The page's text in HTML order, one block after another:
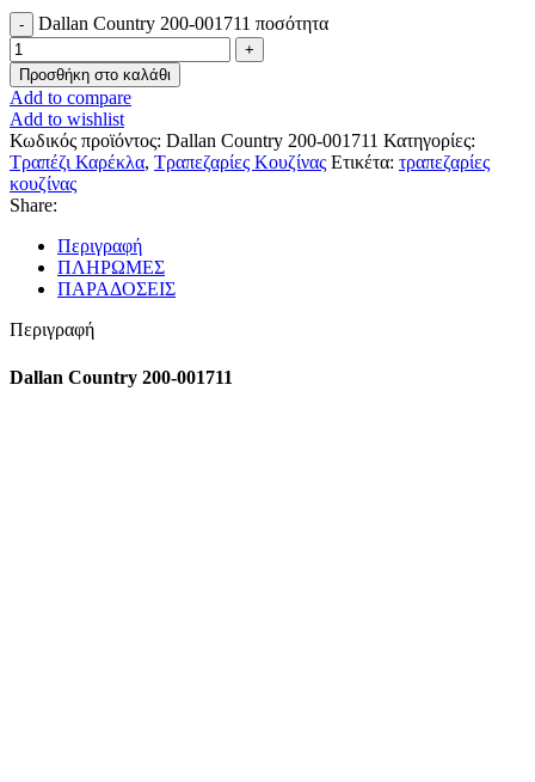
Dallan Country 200-001711 ποσότητα
Προσθήκη στο καλάθι
Add to compare
Add to wishlist
Κωδικός προϊόντος: Dallan Country 200-001711 Κατηγορίες:
Τραπέζι Καρέκλα, Τραπεζαρίες Κουζίνας Ετικέτα: τραπεζαρίες
κουζίνας
Share:
Περιγραφή
ΠΛΗΡΩΜΕΣ
ΠΑΡΑΔΟΣΕΙΣ
Περιγραφή
Dallan Country 200-001711